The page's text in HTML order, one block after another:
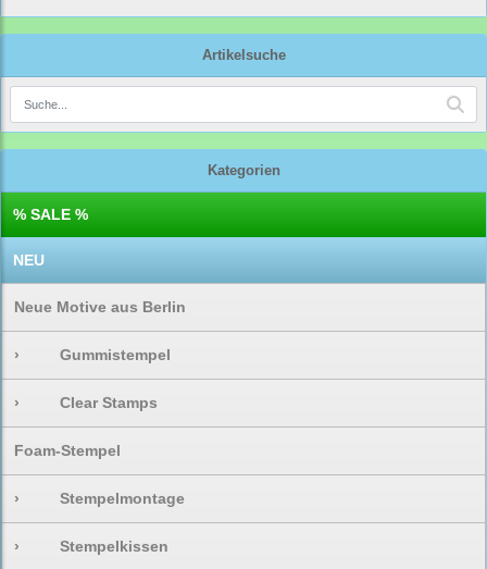
Artikelsuche
Kategorien
% SALE %
NEU
Neue Motive aus Berlin
› Gummistempel
› Clear Stamps
Foam-Stempel
› Stempelmontage
› Stempelkissen